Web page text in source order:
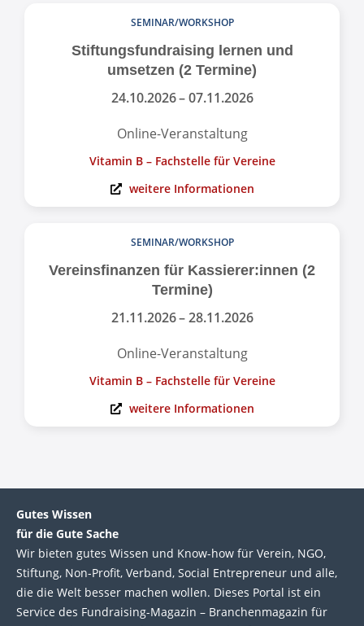
SEMINAR/WORKSHOP
Stiftungsfundraising lernen und
umsetzen (2 Termine)
24.10.2026– 07.11.2026
Online-Veranstaltung
Vitamin B – Fachstelle für Vereine
weitere Informationen
SEMINAR/WORKSHOP
Vereinsfinanzen für Kassierer:innen (2
Termine)
21.11.2026– 28.11.2026
Online-Veranstaltung
Vitamin B – Fachstelle für Vereine
weitere Informationen
Gutes Wissen
für die Gute Sache
Wir bie­ten gutes Wis­sen und Know-how für Ver­ein, NGO,
Stif­tung, Non-Profit, Ver­band, Social Entre­pre­neur und alle,
die die Welt bes­ser machen wol­len. Die­ses Por­tal ist ein
Service des Fund­raising-Magazin – Bran­chen­magazin für